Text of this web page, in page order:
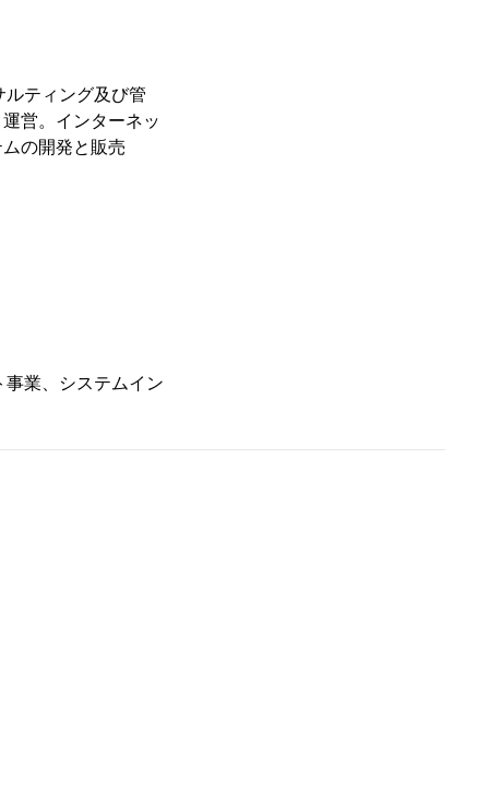
ティング及び管
営。インターネッ
の開発と販売
業、システムイン